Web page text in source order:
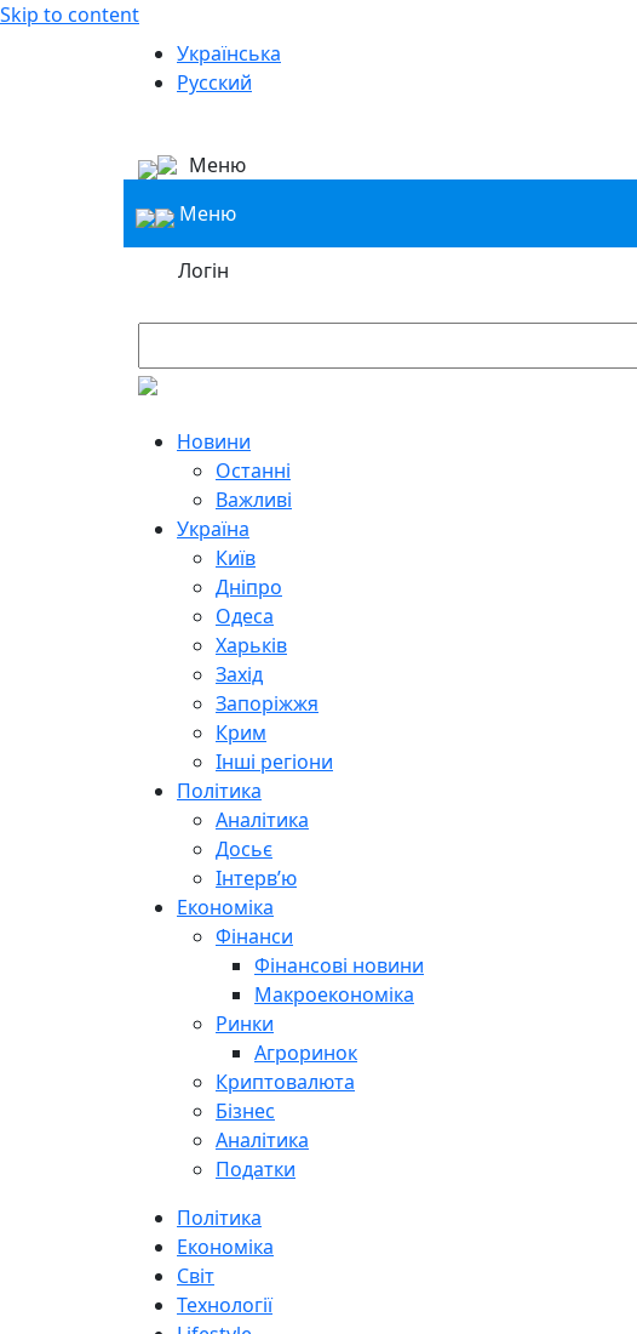
Skip to content
Українська
Русский
Меню
Меню
Логін
Новини
Останні
Важливі
Україна
Київ
Дніпро
Одеса
Харьків
Захід
Запоріжжя
Крим
Інші регіони
Політика
Аналітика
Досьє
Інтерв’ю
Економіка
Фінанси
Фінансові новини
Макроекономіка
Ринки
Агроринок
Криптовалюта
Бізнес
Аналітика
Податки
Політика
Економіка
Світ
Технології